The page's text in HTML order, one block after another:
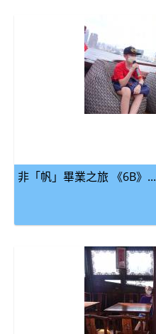
非「帆」畢業之旅 《6B》...